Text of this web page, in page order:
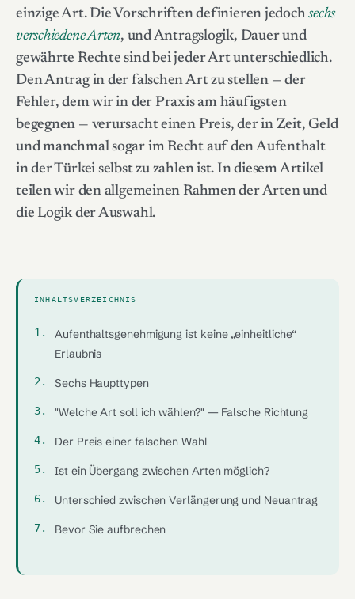
einzige Art. Die Vorschriften definieren jedochsechs
verschiedene Arten, und Antragslogik, Dauer und
gewährte Rechte sind bei jeder Art unterschiedlich.
Den Antrag in der falschen Art zu stellen — der
Fehler, dem wir in der Praxis am häufigsten
begegnen — verursacht einen Preis, der in Zeit, Geld
und manchmal sogar im Recht auf den Aufenthalt
in der Türkei selbst zu zahlen ist. In diesem Artikel
teilen wir den allgemeinen Rahmen der Arten und
die Logik der Auswahl.
INHALTSVERZEICHNIS
Aufenthaltsgenehmigung ist keine „einheitliche“
Erlaubnis
Sechs Haupttypen
"Welche Art soll ich wählen?" — Falsche Richtung
Der Preis einer falschen Wahl
Ist ein Übergang zwischen Arten möglich?
Unterschied zwischen Verlängerung und Neuantrag
Bevor Sie aufbrechen